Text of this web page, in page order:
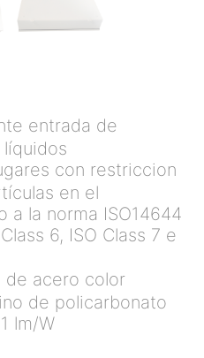
entrada de
con restriccion
en el
a la norma ISO14644
6, ISO Class 7 e
de acero color
de policarbonato
lm/W